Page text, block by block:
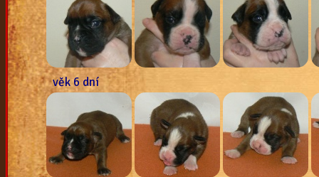
vrh "j"
vrh "i"
vrh "h"
vrh "g"
vrh "e"
věk 6 dní